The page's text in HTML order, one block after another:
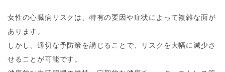
女性の心臓病リスクは、特有の要因や症状によって複雑な面が
あります。
しかし、適切な予防策を講じることで、リスクを大幅に減少さ
せることが可能です。